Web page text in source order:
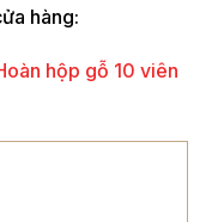
hàng:
hộp gỗ 10 viên